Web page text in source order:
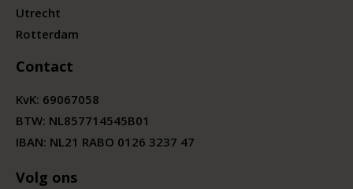
Utrecht
Rotterdam
Contact
KvK: 69067058
BTW: NL857714545B01
IBAN: NL21 RABO 0126 3237 47
Volg ons